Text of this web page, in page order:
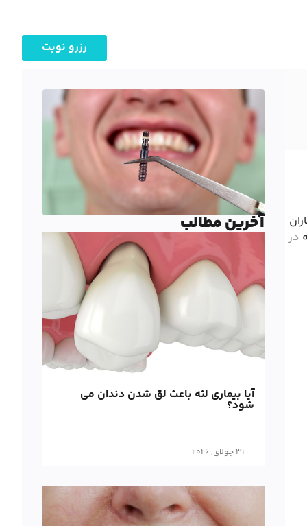
رزرو نوبت
در
آخرین مطالب
آیا بیماری لثه باعث لق شدن دندان می
شود؟
31 جولای, 2026